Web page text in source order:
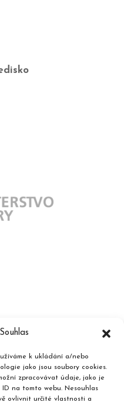
k ukládání a/nebo
jako jsou soubory cookies.
zpracovávat údaje, jako je
na tomto webu. Nesouhlas
ovlivnit určité vlastnosti a